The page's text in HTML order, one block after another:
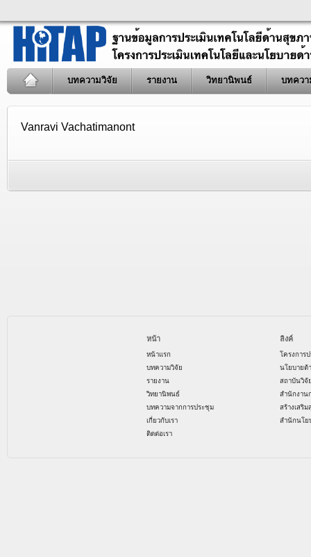
บทความวิจัย รายงาน วิทยานิพนธ์ บทควา
Vanravi Vachatimanont
หน้า
หน้าแรก
บทความวิจัย
รายงาน
วิทยานิพนธ์
บทความจากการประชุม
เกี่ยวกับเรา
ติดต่อเรา
ลิงค์
โครงการ
นโยบายด้
สถาบันวิจั
สำนักงาน
สร้างเสริ
สำนักนโย